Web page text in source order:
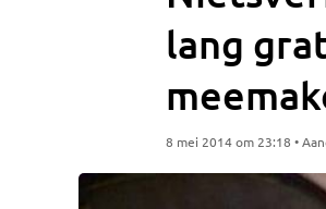
lang
8 mei 2014 om 23:18 •